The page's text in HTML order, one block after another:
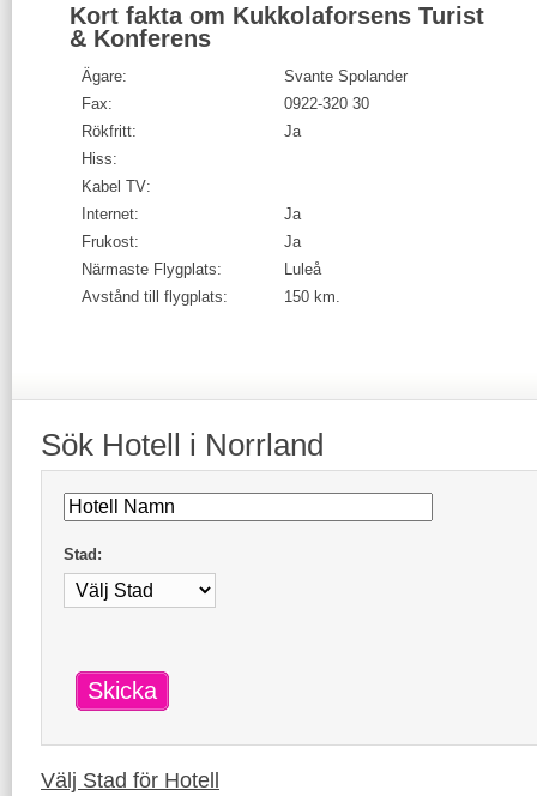
Kort fakta om Kukkolaforsens Turist
& Konferens
Ägare:
Svante Spolander
Fax:
0922-320 30
Rökfritt:
Ja
Hiss:
Kabel TV:
Internet:
Ja
Frukost:
Ja
Närmaste Flygplats:
Luleå
Avstånd till flygplats:
150 km.
Sök Hotell i Norrland
Stad:
Skicka
Välj Stad för Hotell